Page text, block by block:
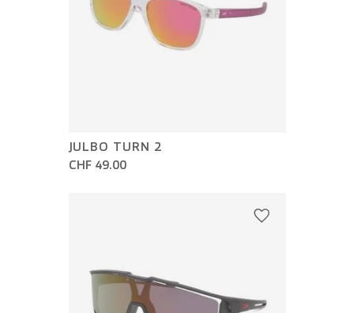
JULBO TURN 2
CHF 49.00